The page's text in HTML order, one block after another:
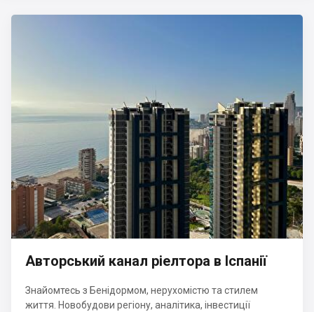
Авторський канал ріелтора в Іспанії
Знайомтесь з Бенідормом, нерухомістю та стилем
життя. Новобудови регіону, аналітика, інвестиції